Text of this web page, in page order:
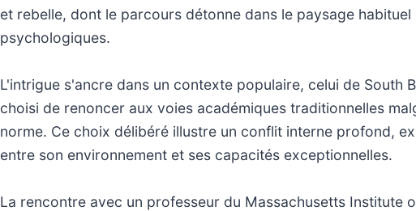
et rebelle, dont le parcours détonne dans le paysage habituel
psychologiques.
L'intrigue s'ancre dans un contexte populaire, celui de South
choisi de renoncer aux voies académiques traditionnelles
norme. Ce choix délibéré illustre un conflit interne profond,
entre son environnement et ses capacités exceptionnelles.
La rencontre avec un professeur du Massachusetts Institute